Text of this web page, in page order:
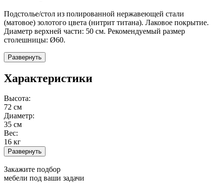
Подстолье/стол из полированной нержавеющей стали
(матовое) золотого цвета (нитрит титана). Лаковое покрытие.
Диаметр верхней части: 50 см. Рекомендуемый размер
столешницы: Ø60.
Развернуть
Характеристики
Высота:
72 см
Диаметр:
35 см
Вес:
16 кг
Развернуть
Закажите подбор
мебели под ваши задачи